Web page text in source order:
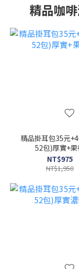
精品咖
精品掛耳包35元
52包)厚實+果
NT$975
NT$1,950